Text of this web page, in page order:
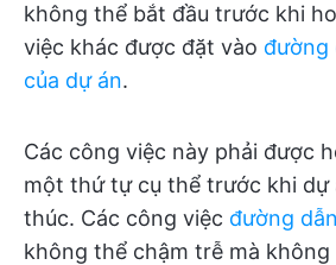
không thể bắt đầu trước khi
việc khác được đặt vào đường
của dự án.
Các công việc này phải được
một thứ tự cụ thể trước khi dự
thúc. Các công việc đường
không thể chậm trễ mà